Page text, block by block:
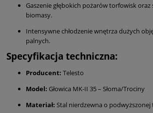
Gaszenie głębokich pożarów torfowisk oraz
biomasy.
Intensywne chłodzenie wnętrza dużych
palnych.
Specyfikacja techniczna:
Producent: Telesto
Model: Głowica MK-II 35 – Słoma/Trociny
Materiał: Stal nierdzewna o podwyższonej